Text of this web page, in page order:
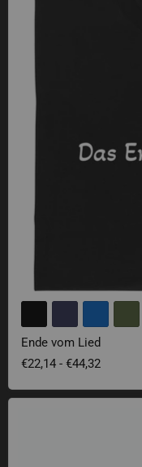
Ende vom Lied
€22,14 - €44,32